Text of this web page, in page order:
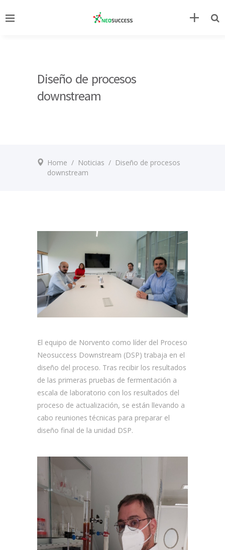
Diseño de procesos
downstream
Home / Noticias / Diseño de procesos
downstream
El equipo de Norvento como líder del Proceso
Neosuccess Downstream (DSP) trabaja en el
diseño del proceso. Tras recibir los resultados
de las primeras pruebas de fermentación a
escala de laboratorio con los resultados del
proceso de actualización, se están llevando a
cabo reuniones técnicas para preparar el
diseño final de la unidad DSP.